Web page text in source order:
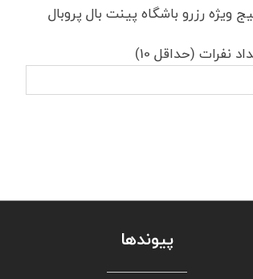
ویژه رزرو باشگاه پینت بال پروبال
نفرات (حداقل 10)
پیوندها